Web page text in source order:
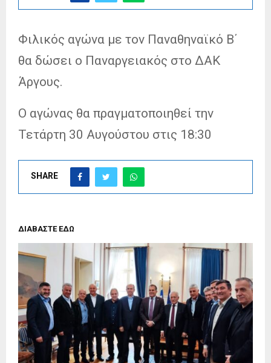
Φιλικός αγώνα με τον Παναθηναϊκό Β΄
θα δώσει ο Παναργειακός στο ΔΑΚ
Άργους.
Ο αγώνας θα πραγματοποιηθεί την
Τετάρτη 30 Αυγούστου στις 18:30
SHARE
ΔΙΑΒΑΣΤΕ ΕΔΩ